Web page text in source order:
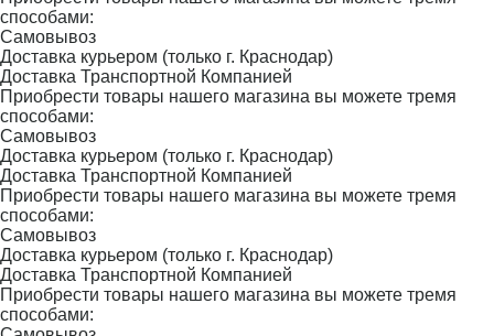
способами:
Самовывоз
Доставка курьером (только г. Краснодар)
Доставка Транспортной Компанией
Приобрести товары нашего магазина вы можете тремя
способами:
Самовывоз
Доставка курьером (только г. Краснодар)
Доставка Транспортной Компанией
Приобрести товары нашего магазина вы можете тремя
способами:
Самовывоз
Доставка курьером (только г. Краснодар)
Доставка Транспортной Компанией
Приобрести товары нашего магазина вы можете тремя
способами: